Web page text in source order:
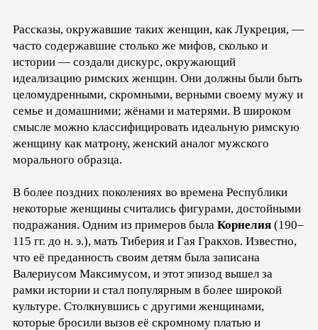
Рассказы, окружавшие таких женщин, как Лукреция, —
часто содержавшие столько же мифов, сколько и
истории — создали дискурс, окружающий
идеализацию римских женщин. Они должны были быть
целомудренными, скромными, верными своему мужу и
семье и домашними; жёнами и матерями. В широком
смысле можно классифицировать идеальную римскую
женщину как матрону, женский аналог мужского
морального образца.
В более поздних поколениях во времена Республики
некоторые женщины считались фигурами, достойными
подражания. Одним из примеров была Корнелия (190–
115 гг. до н. э.), мать Тиберия и Гая Гракхов. Известно,
что её преданность своим детям была записана
Валериусом Максимусом, и этот эпизод вышел за
рамки истории и стал популярным в более широкой
культуре. Столкнувшись с другими женщинами,
которые бросили вызов её скромному платью и